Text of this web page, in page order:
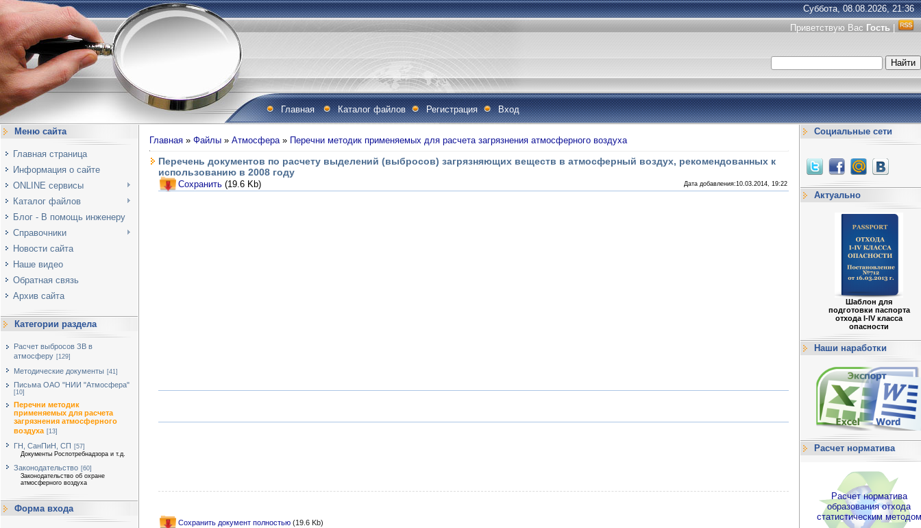
Суббота, 08.08.2026, 21:36
Приветствую Вас Гость
Главная Каталог файлов Регистрация Вход
Меню сайта
Главная страница
Информация о сайте
ONLINE сервисы
Каталог файлов
Блог - В помощь инженеру
Справочники
Новости сайта
Наше видео
Обратная связь
Архив сайта
Категории раздела
Расчет выбросов ЗВ в
атмосферу [129]
Методические документы [41]
Письма ОАО "НИИ "Атмосфера"
[10]
Перечни методик
применяемых для расчета
загрязнения атмосферного
воздуха [13]
ГН, СанПиН, СП [57]
Документы Роспотребнадзора и т.д.
Законодательство [60]
Законодательство об охране
атмосферного воздуха
Форма входа
Главная » Файлы » Атмосфера» Перечни методик применяемых для расчета загрязнения атмосферного воздуха
Перечень документов по расчету выделений (выбросов) загрязняющих веществ в атмосферный воздух, рекомендованных к
использованию в 2008 году
Сохранить (19.6 Kb) Дата добавления:10.03.2014, 19:22
Сохранить документ полностью (19.6 Kb)
Социальные сети
Актуально
Шаблон для
подготовки паспорта
отхода I-IV класса
опасности
Наши наработки
Расчет норматива
Расчет норматива
образования отхода
статистическим методом